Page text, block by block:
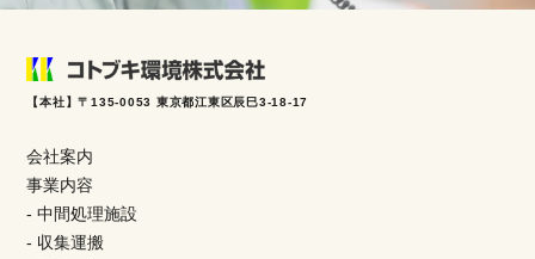
【本社】〒135-0053 東京都江東区辰巳3-18-17
会社案内
事業内容
- 中間処理施設
- 収集運搬